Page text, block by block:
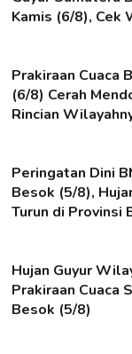
Kamis (6/8), Cek
Prakiraan Cuaca
(6/8) Cerah
Rincian
Peringatan Dini
Besok (5/8),
Turun di Provinsi
Hujan Guyur
Prakiraan Cuaca
Besok (5/8)